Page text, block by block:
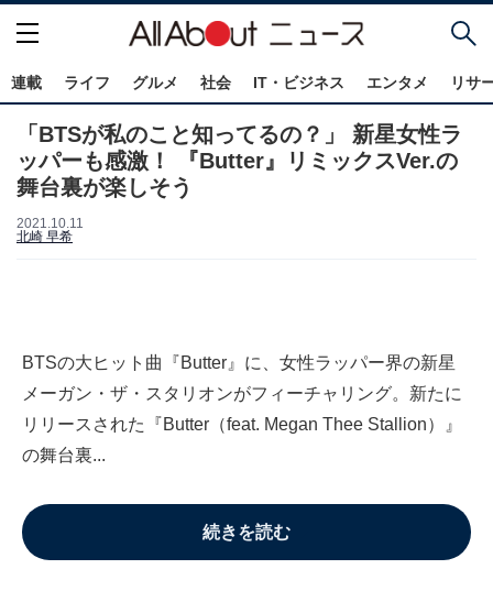
連載 ライフ グルメ 社会 IT・ビジネス エンタメ リサ
「BTSが私のこと知ってるの？」 新星女性ラ
ッパーも感激！ 『Butter』リミックスVer.の
舞台裏が楽しそう
2021.10.11
北崎 早希
BTSの大ヒット曲『Butter』に、女性ラッパー界の新星
メーガン・ザ・スタリオンがフィーチャリング。新たに
リリースされた『Butter（feat. Megan Thee Stallion）』
の舞台裏...
続きを読む